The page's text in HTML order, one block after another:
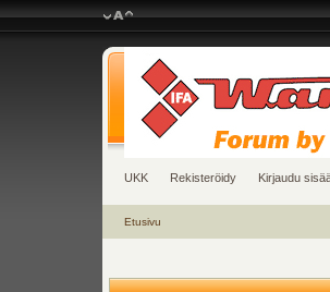
UKK Rekisteröidy Kirjaudu
Etusivu